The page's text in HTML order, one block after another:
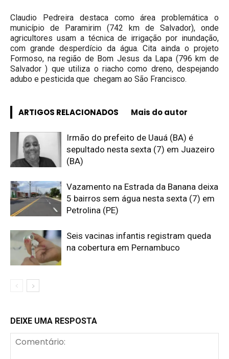
Claudio Pedreira destaca como área problemática o
município de Paramirim (742 km de Salvador), onde
agricultores usam a técnica de irrigação por inundação,
com grande desperdício da água. Cita ainda o projeto
Formoso, na região de Bom Jesus da Lapa (796 km de
Salvador ) que utiliza o riacho como dreno, despejando
adubo e pesticida que chegam ao São Francisco.
ARTIGOS RELACIONADOS Mais do autor
Irmão do prefeito de Uauá (BA) é
sepultado nesta sexta (7) em Juazeiro
(BA)
Vazamento na Estrada da Banana deixa
5 bairros sem água nesta sexta (7) em
Petrolina (PE)
Seis vacinas infantis registram queda
na cobertura em Pernambuco
DEIXE UMA RESPOSTA